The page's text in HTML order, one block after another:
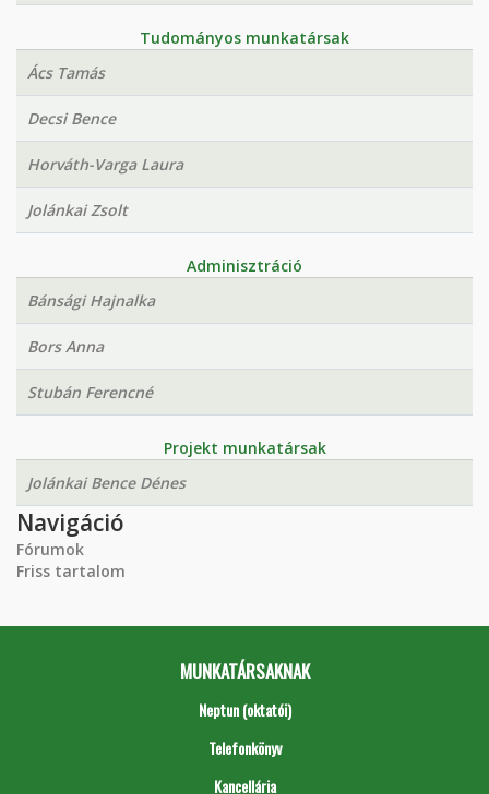
Tudományos munkatársak
Ács Tamás
Decsi Bence
Horváth-Varga Laura
Jolánkai Zsolt
Adminisztráció
Bánsági Hajnalka
Bors Anna
Stubán Ferencné
Projekt munkatársak
Jolánkai Bence Dénes
Navigáció
Fórumok
Friss tartalom
MUNKATÁRSAKNAK
Neptun (oktatói)
Telefonkönyv
Kancellária